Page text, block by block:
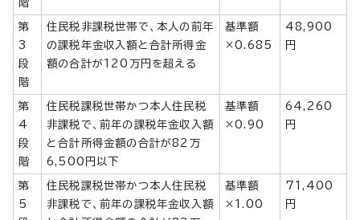
第
3
段
階
住民税非課税世帯で、本人の前年
の課税年金収入額と合計所得金
額の合計が120万円を超える
基準額
×0.685
48,900
円
第
4
段
階
住民税課税世帯かつ本人住民税
非課税で、前年の課税年金収入額
と合計所得金額の合計が82万
6,500円以下
基準額
×0.90
64,260
円
第
5
住民税課税世帯かつ本人住民税
非課税で、前年の課税年金収入額
基準額
×1.00
71,400
円